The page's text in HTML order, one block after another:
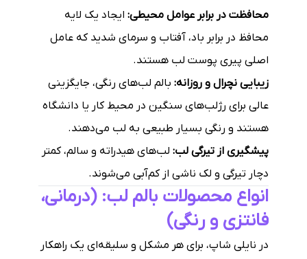
محافظت در برابر عوامل محیطی: ایجاد یک لایه
محافظ در برابر باد، آفتاب و سرمای شدید که عامل
اصلی پیری پوست لب هستند.
زیبایی نچرال و روزانه: بالم لب‌های رنگی، جایگزینی
عالی برای رژلب‌های سنگین در محیط کار یا دانشگاه
هستند و رنگی بسیار طبیعی به لب می‌دهند.
پیشگیری از تیرگی لب: لب‌های هیدراته و سالم، کمتر
دچار تیرگی و لک ناشی از کم‌آبی می‌شوند.
انواع محصولات بالم لب: (درمانی،
فانتزی و رنگی)
در نایلی شاپ، برای هر مشکل و سلیقه‌ای یک راهکار